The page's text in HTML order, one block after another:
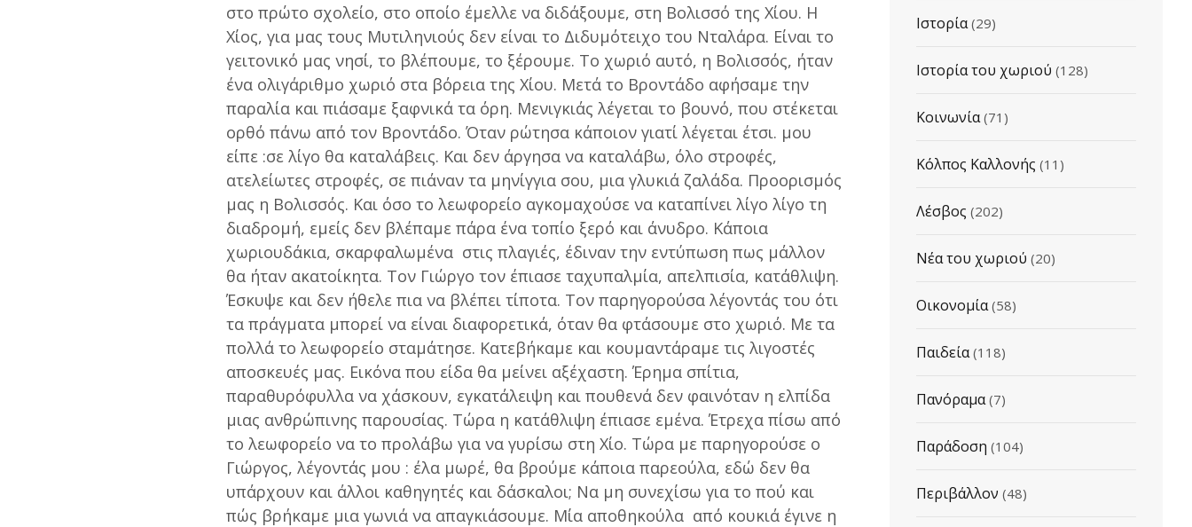
στο πρώτο σχολείο, στο οποίο έμελλε να διδάξουμε, στη Βολισσό της Χίου. Η
Χίος, για μας τους Μυτιληνιούς δεν είναι το Διδυμότειχο του Νταλάρα. Είναι το
γειτονικό μας νησί, το βλέπουμε, το ξέρουμε. Το χωριό αυτό, η Βολισσός, ήταν
ένα ολιγάριθμο χωριό στα βόρεια της Χίου. Μετά το Βροντάδο αφήσαμε την
παραλία και πιάσαμε ξαφνικά τα όρη. Μενιγκιάς λέγεται το βουνό, που στέκεται
ορθό πάνω από τον Βροντάδο. Όταν ρώτησα κάποιον γιατί λέγεται έτσι. μου
είπε :σε λίγο θα καταλάβεις. Και δεν άργησα να καταλάβω, όλο στροφές,
ατελείωτες στροφές, σε πιάναν τα μηνίγγια σου, μια γλυκιά ζαλάδα. Προορισμός
μας η Βολισσός. Και όσο το λεωφορείο αγκομαχούσε να καταπίνει λίγο λίγο τη
διαδρομή, εμείς δεν βλέπαμε πάρα ένα τοπίο ξερό και άνυδρο. Κάποια
χωριουδάκια, σκαρφαλωμένα στις πλαγιές, έδιναν την εντύπωση πως μάλλον
θα ήταν ακατοίκητα. Τον Γιώργο τον έπιασε ταχυπαλμία, απελπισία, κατάθλιψη.
Έσκυψε και δεν ήθελε πια να βλέπει τίποτα. Τον παρηγορούσα λέγοντάς του ότι
τα πράγματα μπορεί να είναι διαφορετικά, όταν θα φτάσουμε στο χωριό. Με τα
πολλά το λεωφορείο σταμάτησε. Κατεβήκαμε και κουμαντάραμε τις λιγοστές
αποσκευές μας. Εικόνα που είδα θα μείνει αξέχαστη. Έρημα σπίτια,
παραθυρόφυλλα να χάσκουν, εγκατάλειψη και πουθενά δεν φαινόταν η ελπίδα
μιας ανθρώπινης παρουσίας. Τώρα η κατάθλιψη έπιασε εμένα. Έτρεχα πίσω από
το λεωφορείο να το προλάβω για να γυρίσω στη Χίο. Τώρα με παρηγορούσε ο
Γιώργος, λέγοντάς μου : έλα μωρέ, θα βρούμε κάποια παρεούλα, εδώ δεν θα
υπάρχουν και άλλοι καθηγητές και δάσκαλοι; Να μη συνεχίσω για το πού και
πώς βρήκαμε μια γωνιά να απαγκιάσουμε. Μία αποθηκούλα από κουκιά έγινε η
Ιστορία(29)
Ιστορία του χωριού (128)
Κοινωνία(71)
Κόλπος Καλλονής (11)
Λέσβος (202)
Νέα του χωριού (20)
Οικονομία(58)
Παιδεία(118)
Πανόραμα(7)
Παράδοση (104)
Περιβάλλον (48)